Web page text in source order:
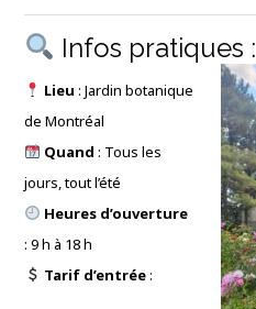
Infos pratiques :
Lieu : Jardin botanique
de Montréal
Quand : Tous les
jours, tout l’été
Heures d’ouverture
: 9 h à 18 h
Tarif d’entrée: